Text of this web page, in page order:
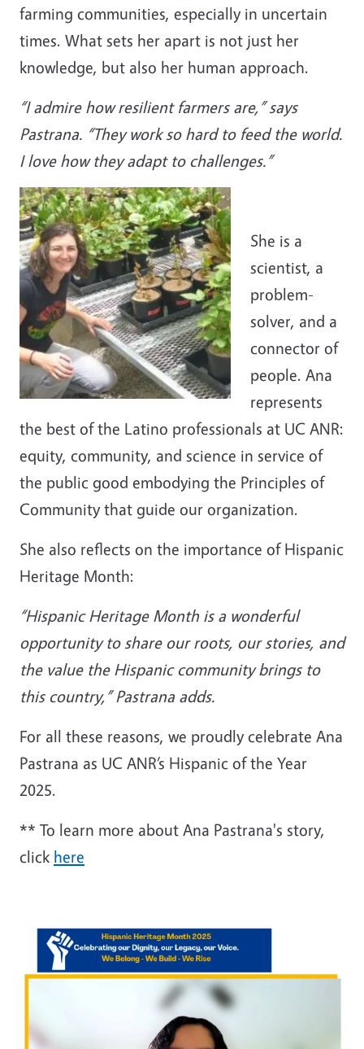
farming communities, especially in uncertain
times. What sets her apart is not just her
knowledge, but also her human approach.
“I admire how resilient farmers are,” says
Pastrana. “They work so hard to feed the world.
I love how they adapt to challenges.”
She is a
scientist, a
problem-
solver, and a
connector of
people. Ana
represents
the best of the Latino professionals at UC ANR:
equity, community, and science in service of
the public good embodying the Principles of
Community that guide our organization.
She also reflects on the importance of Hispanic
Heritage Month:
“Hispanic Heritage Month is a wonderful
opportunity to share our roots, our stories, and
the value the Hispanic community brings to
this country,” Pastrana adds.
For all these reasons, we proudly celebrate Ana
Pastrana as UC ANR’s Hispanic of the Year
2025.
** To learn more about Ana Pastrana's story,
click here
Image